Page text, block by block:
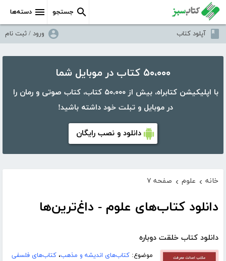
دسته‌ها جستجو
آپلود کتاب ورود / ثبت نام
۵۰،۰۰۰ کتاب در موبایل شما
با اپلیکیشن کتابراه، بیش از ۵۰،۰۰۰ کتاب، کتاب صوتی و رمان را
در موبایل و تبلت خود داشته باشید!
دانلود و نصب رایگان
خانه › علوم › صفحه ۷
دانلود کتاب‌های علوم - داغ‌ترین‌ها
دانلود کتاب خلقت دوباره
موضوع:کتاب‌های اندیشه و مذهب،کتاب‌های فلسفی